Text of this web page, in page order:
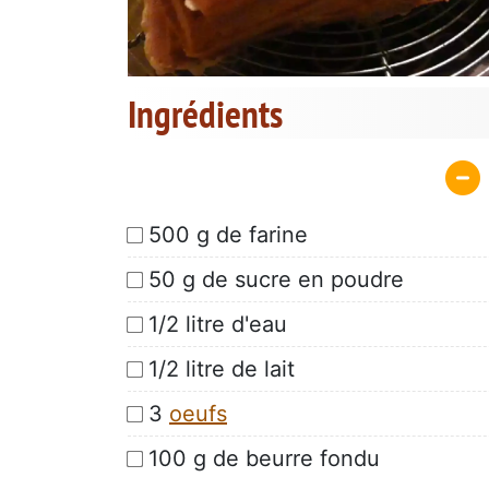
Ingrédients
500 g de farine
50 g de sucre en poudre
1/2 litre d'eau
1/2 litre de lait
3 oeufs
100 g de beurre fondu